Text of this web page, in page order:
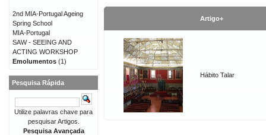
Artigo+
Hábito Talar
2nd MIA-Portugal Ageing
Spring School
MIA-Portugal
SAW - SEEING AND
ACTING WORKSHOP
Emolumentos (1)
Pesquisa Rápida
Utilize palavras chave para
pesquisar Artigos.
Pesquisa Avançada